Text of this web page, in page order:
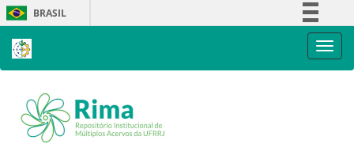
Skip
navigation
BRASIL